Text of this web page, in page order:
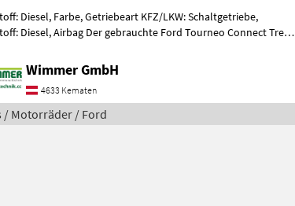
Diesel, Farbe, Getriebeart KFZ/LKW: Schaltgetriebe,
Diesel, Airbag Der gebrauchte Ford Tourneo Connect Trend
Wimmer GmbH
4633 Kematen
/ Motorräder / Ford